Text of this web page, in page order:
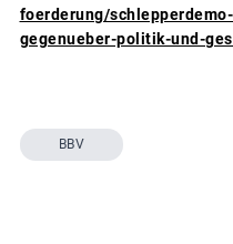
foerderung/
gegenueber-politik-und-
BBV